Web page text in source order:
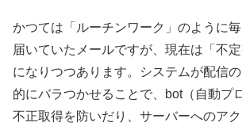
かつては「ルーチンワーク」のように
届いていたメールですが、現在は「不
になりつつあります。システムが配信
的にバラつかせることで、bot（自動プ
不正取得を防いだり、サーバーへのア